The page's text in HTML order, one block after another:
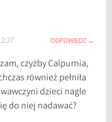
ODPOWIEDZ
czyżby Calpurnia,
również pełniła
dzieci nagle
do niej nadawać?